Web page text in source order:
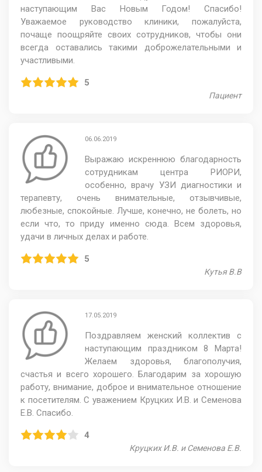
наступающим Вас Новым Годом! Спасибо!
Уважаемое руководство клиники, пожалуйста,
почаще поощряйте своих сотрудников, чтобы они
всегда оставались такими доброжелательными и
участливыми.
5
Пациент
06.06.2019
Выражаю искреннюю благодарность
сотрудникам центра РИОРИ,
особенно, врачу УЗИ диагностики и
терапевту, очень внимательные, отзывчивые,
любезные, спокойные. Лучше, конечно, не болеть, но
если что, то приду именно сюда. Всем здоровья,
удачи в личных делах и работе.
5
Кутья В.В
17.05.2019
Поздравляем женский коллектив с
наступающим праздником 8 Марта!
Желаем здоровья, благополучия,
счастья и всего хорошего. Благодарим за хорошую
работу, внимание, доброе и внимательное отношение
к посетителям. С уважением Круцких И.В. и Семенова
Е.В. Спасибо.
4
Круцких И.В. и Семенова Е.В.